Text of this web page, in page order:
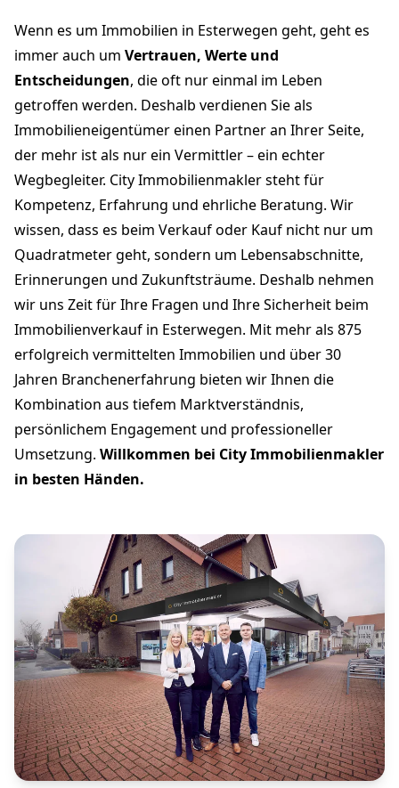
Wenn es um Immobilien in Esterwegen geht, geht es
immer auch um Vertrauen, Werte und
Entscheidungen, die oft nur einmal im Leben
getroffen werden. Deshalb verdienen Sie als
Immobilieneigentümer einen Partner an Ihrer Seite,
der mehr ist als nur ein Vermittler – ein echter
Wegbegleiter. City Immobilienmakler steht für
Kompetenz, Erfahrung und ehrliche Beratung. Wir
wissen, dass es beim Verkauf oder Kauf nicht nur um
Quadratmeter geht, sondern um Lebensabschnitte,
Erinnerungen und Zukunftsträume. Deshalb nehmen
wir uns Zeit für Ihre Fragen und Ihre Sicherheit beim
Immobilienverkauf in Esterwegen. Mit mehr als 875
erfolgreich vermittelten Immobilien und über 30
Jahren Branchenerfahrung bieten wir Ihnen die
Kombination aus tiefem Marktverständnis,
persönlichem Engagement und professioneller
Umsetzung. Willkommen bei City Immobilienmakler
in besten Händen.